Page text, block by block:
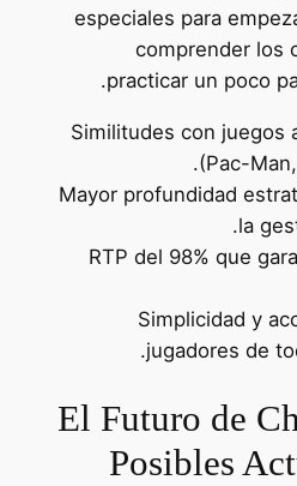
especiales para
comprender los
practicar un poco
.
Similitudes con juegos
(Pac-
Mayor profundidad
la
RTP del 98% que
Simplicidad y
jugadores de
El Futuro de
Posibles